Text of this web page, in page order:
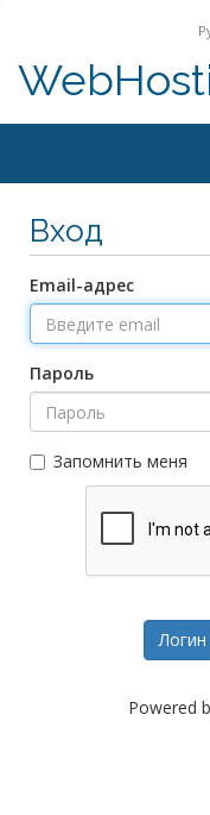
Вход
Email-адрес
Пароль
Запомнить меня
Powered